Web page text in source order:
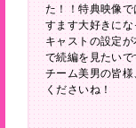
た！！特典映像
すます大好きに
キャストの設定
で続編を見たい
チーム美男の皆
くださいね！